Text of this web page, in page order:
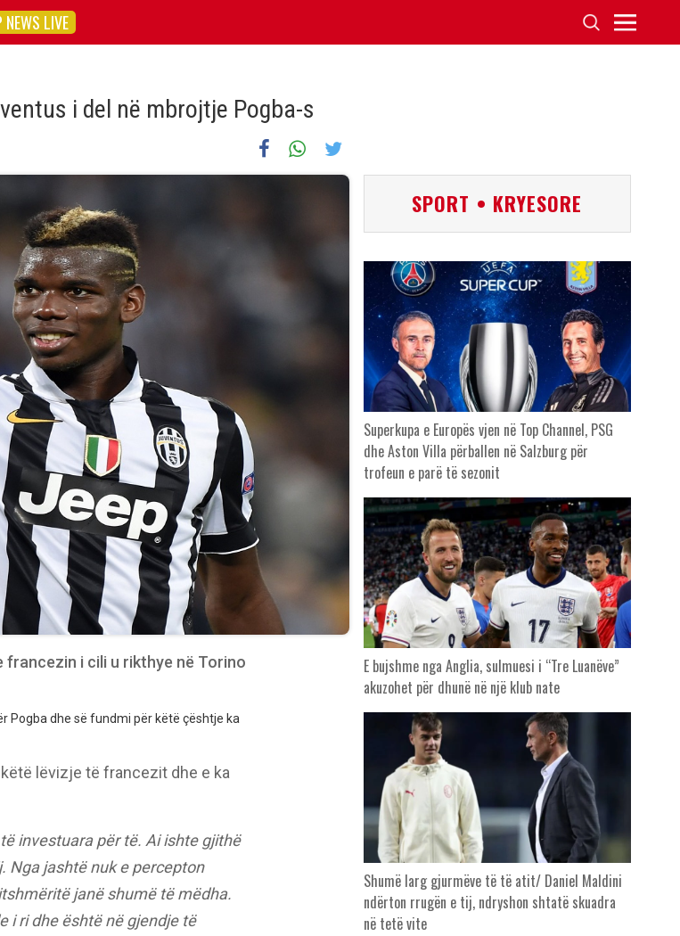
NEWS LIVE
i del në mbrojtje Pogba-s
i cili u rikthye në Torino
Pogba dhe së fundmi për këtë çështje ka
lëvizje të francezit dhe e ka
investuara për të. Ai ishte gjithë
Nga jashtë nuk e percepton
janë shumë të mëdha.
i ri dhe është në gjendje të
SPORT • KRYESORE
Superkupa e Europës vjen në Top Channel, PSG
dhe Aston Villa përballen në Salzburg për
trofeun e parë të sezonit
E bujshme nga Anglia, sulmuesi i “Tre Luanëve”
akuzohet për dhunë në një klub nate
Shumë larg gjurmëve të të atit/ Daniel Maldini
ndërton rrugën e tij, ndryshon shtatë skuadra
në tetë vite